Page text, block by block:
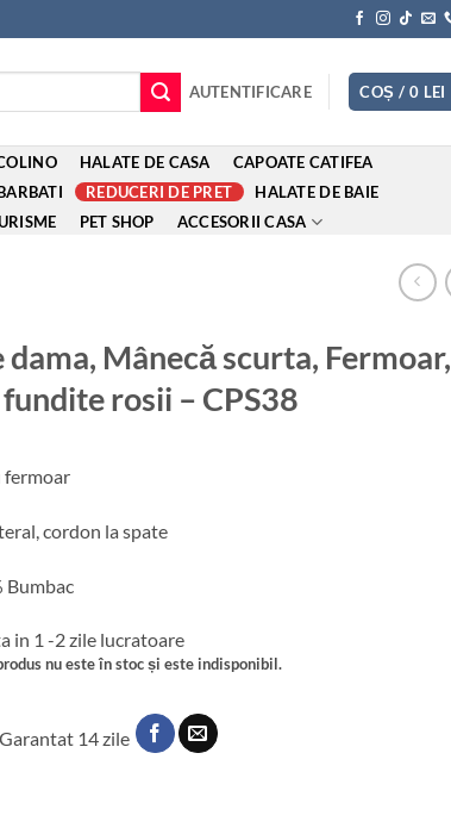
AUTENTIFICARE COȘ / 0 LEI
HALATE DE CASA
CAPOATE CATIFEA
REDUCERI DE PRET
HALATE DE BAIE
PET SHOP ACCESORII CASA
dama, Mânecă scurta, Fermoar,
rosii – CPS38
fermoar
cordon la spate
Bumbac
in 1 -2 zile lucratoare
nu este în stoc și este indisponibil.
14 zile